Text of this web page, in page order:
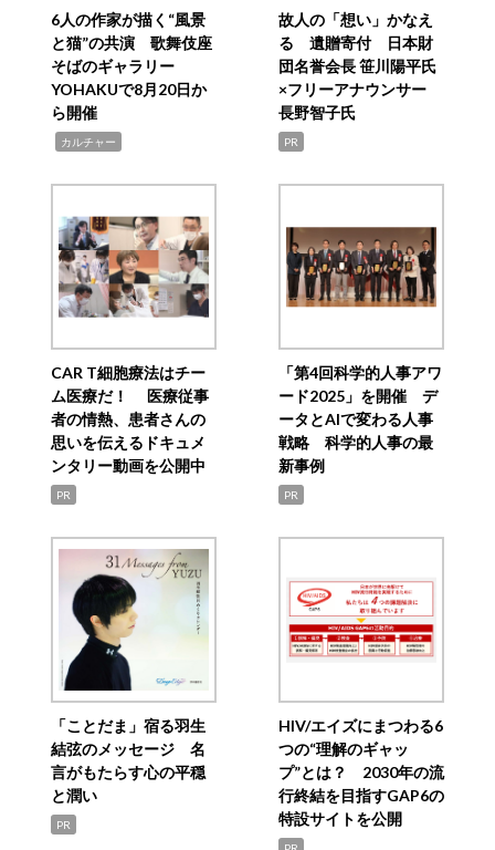
6人の作家が描く“風景
と猫”の共演 歌舞伎座
そばのギャラリー
YOHAKUで8月20日か
ら開催
カルチャー
故人の「想い」かなえ
る 遺贈寄付 日本財
団名誉会長 笹川陽平氏
×フリーアナウンサー
長野智子氏
PR
CAR T細胞療法はチー
ム医療だ！ 医療従事
者の情熱、患者さんの
思いを伝えるドキュメ
ンタリー動画を公開中
PR
「第4回科学的人事アワ
ード2025」を開催 デ
ータとAIで変わる人事
戦略 科学的人事の最
新事例
PR
「ことだま」宿る羽生
結弦のメッセージ 名
言がもたらす心の平穏
と潤い
PR
HIV/エイズにまつわる6
つの“理解のギャッ
プ”とは？ 2030年の流
行終結を目指すGAP6の
特設サイトを公開